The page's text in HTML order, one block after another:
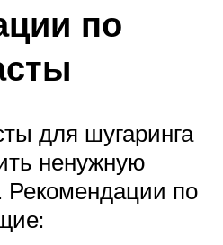
по
для шугаринга
ненужную
Рекомендации по